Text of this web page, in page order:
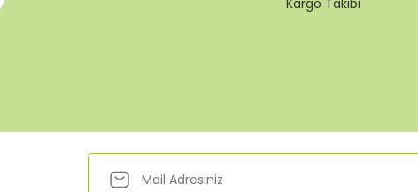
Kargo Takibi